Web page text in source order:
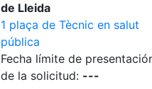
de Lleida
1 plaça de Tècnic en salut
pública
Fecha límite de
de la solicitud: ---